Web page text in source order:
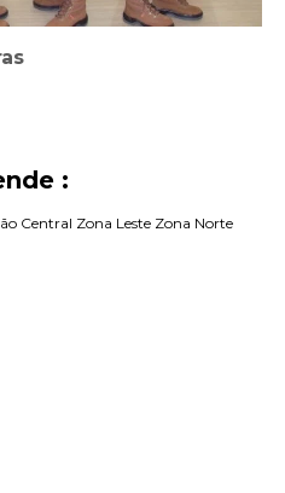
:
Central Zona Leste Zona Norte